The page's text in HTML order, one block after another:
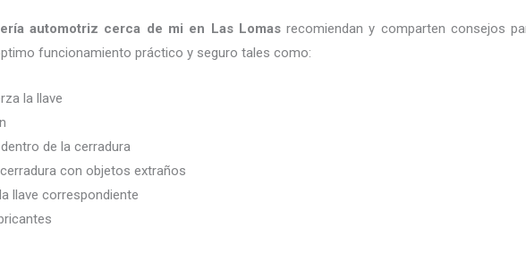
automotriz cerca de mi en Las Lomas recomiendan y comparten consejos
funcionamiento práctico y seguro tales como:
la llave
de la cerradura
con objetos extraños
llave correspondiente